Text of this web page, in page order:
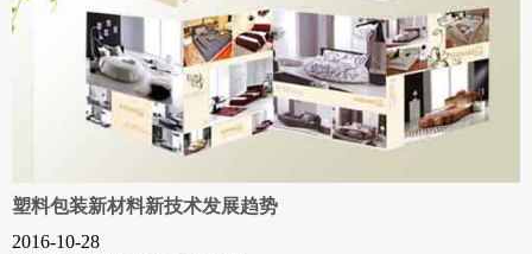
塑料包装新材料新技术发展趋势
2016-10-28